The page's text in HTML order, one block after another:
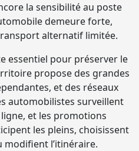
la sensibilité au poste
demeure forte,
alternatif limitée.
essentiel pour préserver le
propose des grandes
et des réseaux
automobilistes surveillent
et les promotions
les pleins, choisissent
modifient l’itinéraire.